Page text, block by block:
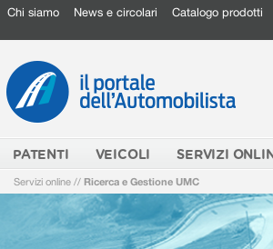
Chi siamo News e circolari Catalogo prodotti
PATENTI VEICOLI SERVIZI
Servizi online // Ricerca e Gestione UMC